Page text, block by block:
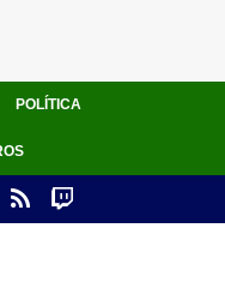
POLÍTICA